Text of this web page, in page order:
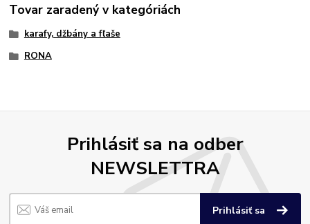
Tovar zaradený v kategóriách
karafy, džbány a fľaše
RONA
Prihlásiť sa na odber
NEWSLETTRA
Prihlásiť sa